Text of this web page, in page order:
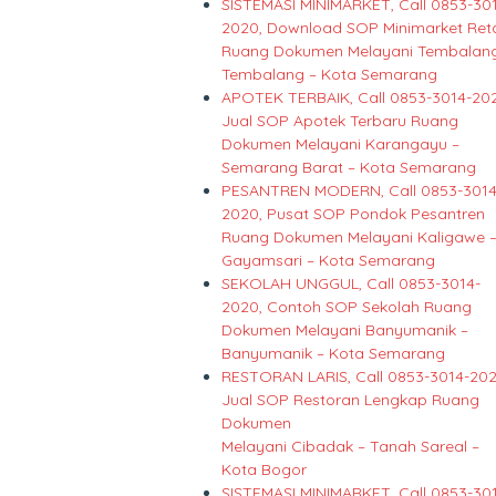
SISTEMASI MINIMARKET, Call 0853-
2020, Download SOP Minimarket
Ruang Dokumen Melayani
Tembalang – Kota Semarang
APOTEK TERBAIK, Call 0853-3014-
Jual SOP Apotek Terbaru Ruang
Dokumen Melayani Karangayu –
Semarang Barat – Kota Semarang
PESANTREN MODERN, Call 0853-
2020, Pusat SOP Pondok Pesantren
Ruang Dokumen Melayani Kaligawe –
Gayamsari – Kota Semarang
SEKOLAH UNGGUL, Call 0853-3014-
2020, Contoh SOP Sekolah Ruang
Dokumen Melayani Banyumanik –
Banyumanik – Kota Semarang
RESTORAN LARIS, Call 0853-3014-
Jual SOP Restoran Lengkap Ruang
Dokumen
Melayani Cibadak – Tanah Sareal –
Kota Bogor